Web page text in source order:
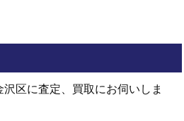
区に査定、買取にお伺いしま